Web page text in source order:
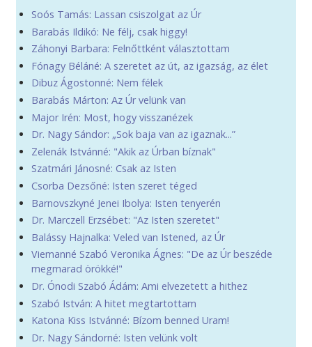
Soós Tamás: Lassan csiszolgat az Úr
Barabás Ildikó: Ne félj, csak higgy!
Záhonyi Barbara: Felnőttként választottam
Fónagy Béláné: A szeretet az út, az igazság, az élet
Dibuz Ágostonné: Nem félek
Barabás Márton: Az Úr velünk van
Major Irén: Most, hogy visszanézek
Dr. Nagy Sándor: „Sok baja van az igaznak...”
Zelenák Istvánné: "Akik az Úrban bíznak"
Szatmári Jánosné: Csak az Isten
Csorba Dezsőné: Isten szeret téged
Barnovszkyné Jenei Ibolya: Isten tenyerén
Dr. Marczell Erzsébet: "Az Isten szeretet"
Balássy Hajnalka: Veled van Istened, az Úr
Viemanné Szabó Veronika Ágnes: "De az Úr beszéde
megmarad örökké!"
Dr. Ónodi Szabó Ádám: Ami elvezetett a hithez
Szabó István: A hitet megtartottam
Katona Kiss Istvánné: Bízom benned Uram!
Dr. Nagy Sándorné: Isten velünk volt